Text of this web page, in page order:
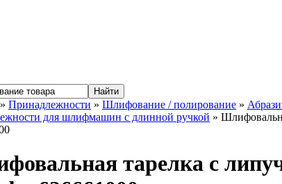
» Принадлежности » Шлифование / полирование »
для шлифмашин с длинной ручкой »
тарелка с